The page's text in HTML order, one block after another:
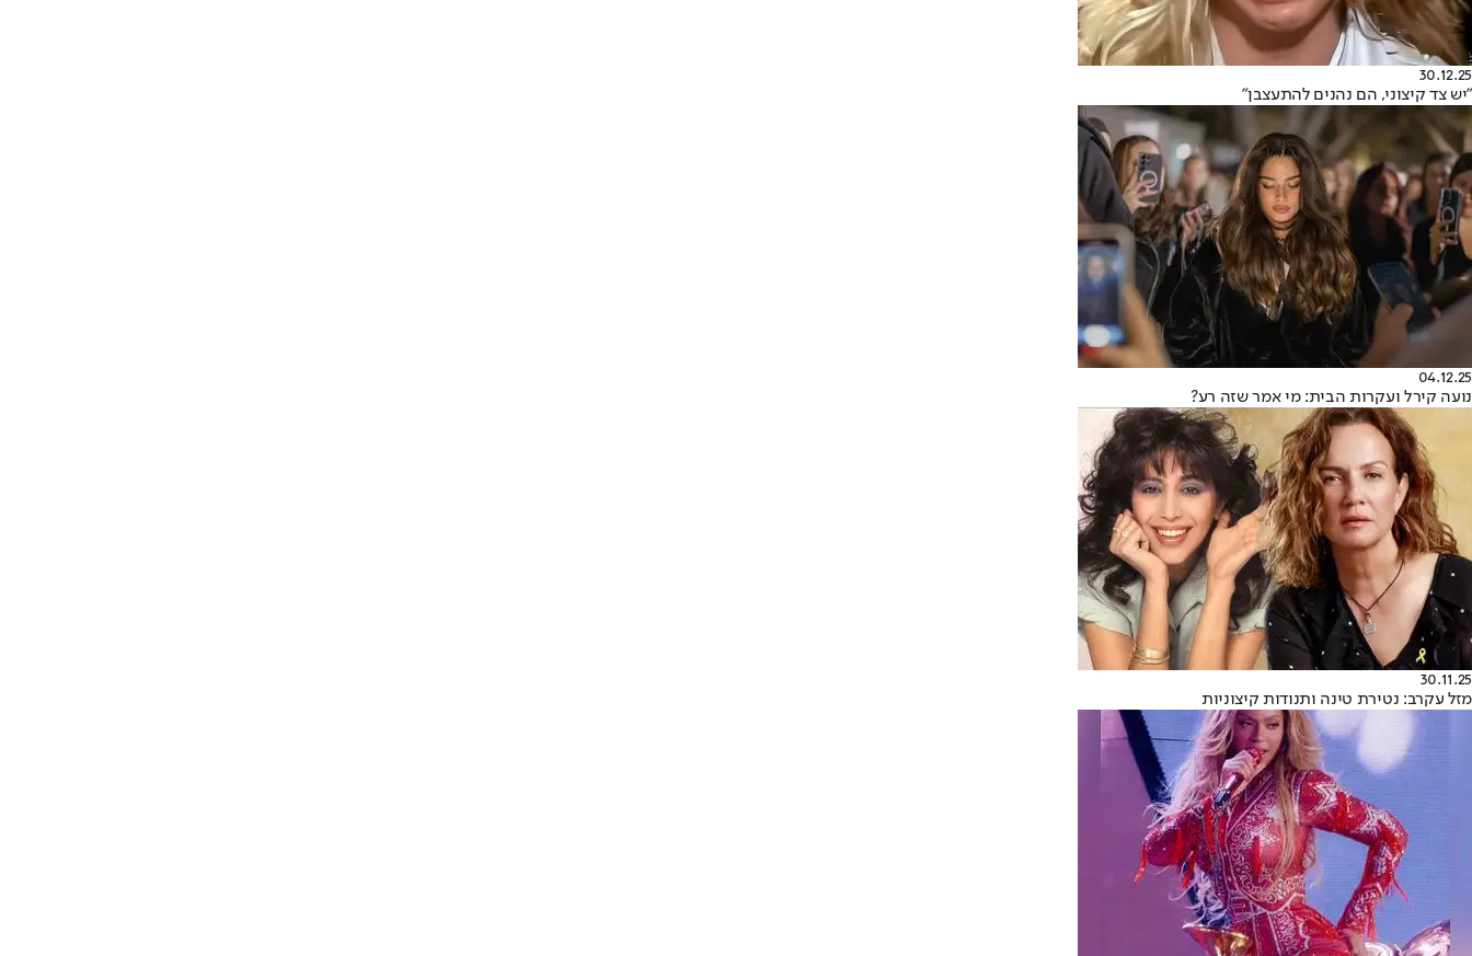
30.12.25
"יש צד קיצוני, הם נהנים להתעצבן"
04.12.25
נועה קירל ועקרות הבית: מי אמר שזה רע?
30.11.25
מזל עקרב: נטירת טינה ותנודות קיצוניות